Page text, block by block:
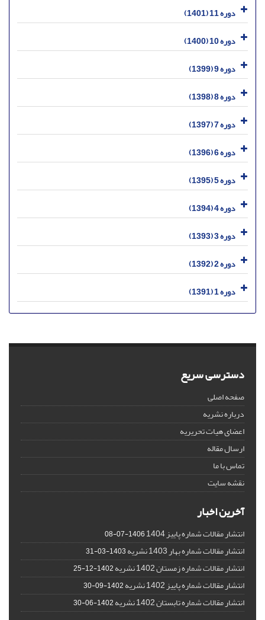
دوره 11 (1401)
دوره 10 (1400)
دوره 9 (1399)
دوره 8 (1398)
دوره 7 (1397)
دوره 6 (1396)
دوره 5 (1395)
دوره 4 (1394)
دوره 3 (1393)
دوره 2 (1392)
دوره 1 (1391)
دسترسی سریع
صفحه اصلی
درباره نشریه
اعضای هیات تحریریه
ارسال مقاله
تماس با ما
نقشه سایت
آخرین اخبار
انتشار مقالات شماره پاییز 1404 1406-07-08
انتشار مقالات شماره بهار 1403 نشریه 1403-03-31
انتشار مقالات شماره زمستان 1402 نشریه 1402-12-25
انتشار مقالات شماره پاییز 1402 نشریه 1402-09-30
انتشار مقالات شماره تابستان 1402 نشریه 1402-06-30